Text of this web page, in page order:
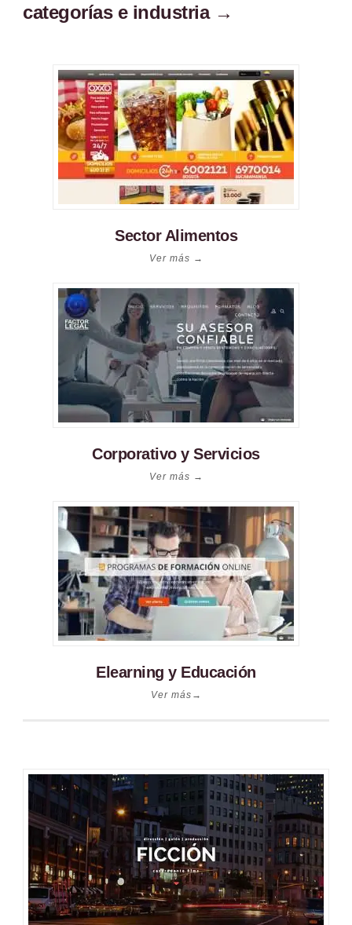
categorías e industria →
Sector Alimentos
Ver más →
Corporativo y Servicios
Ver más →
Elearning y Educación
Ver más→